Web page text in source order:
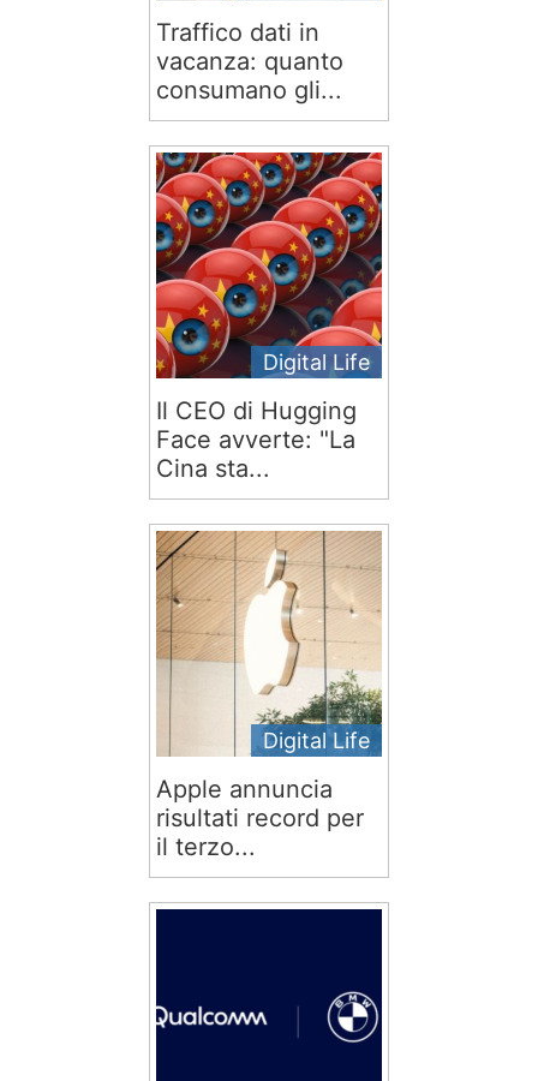
Traffico dati in
vacanza: quanto
consumano gli...
Digital Life
Il CEO di Hugging
Face avverte: "La
Cina sta...
Digital Life
Apple annuncia
risultati record per
il terzo...